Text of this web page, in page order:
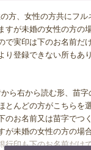
とした大きいサイズの
女性用の実印でフルネ
のみの場合は、13.5ミ
る場合は、ご主人様よ
、同じ大きさの実印で
をおすすめします。代
ては、21.0ミリもご用
てご確認ください。
ミリがおすすめです
方、女性の方共にフル
すが未婚の女性の方の
で実印は下のお名前だ
り登録できない所もあ
ら右から読む形、苗字
とんどの方がこちらを
のお名前又は苗字でつ
が未婚の女性の方の場
行印も下のお名前だけ